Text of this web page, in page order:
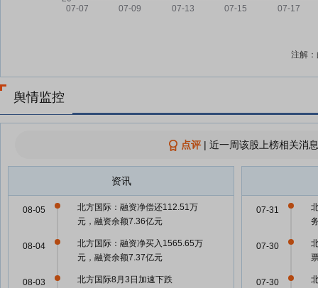
注解
舆情监控
点评| 近一周该股上榜相关消
资讯
北方国际：融资净偿还112.51万
元，融资余额7.36亿元
08-05
北方国际：融资净买入1565.65万
元，融资余额7.37亿元
08-04
北方国际8月3日加速下跌
08-03
07-31
07-30
07-30